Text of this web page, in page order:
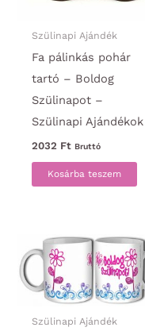
Szülinapi Ajándék
Fa pálinkás pohár
tartó – Boldog
Szülinapot –
Szülinapi Ajándékok
2032 Ft Bruttó
Kosárba teszem
Szülinapi Ajándék